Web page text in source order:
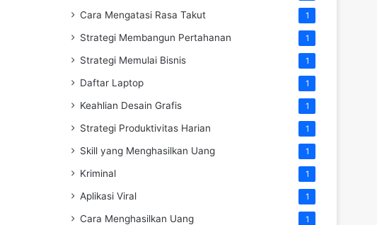
Cara Mengatasi Rasa Takut 1
Strategi Membangun Pertahanan 1
Strategi Memulai Bisnis 1
Daftar Laptop 1
Keahlian Desain Grafis 1
Strategi Produktivitas Harian 1
Skill yang Menghasilkan Uang 1
Kriminal 1
Aplikasi Viral 1
Cara Menghasilkan Uang 1